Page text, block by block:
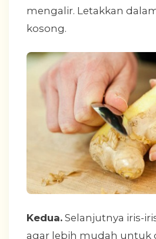
mengalir. Letakkan
kosong.
Kedua. Selanjutnya iris-
agar lebih mudah untuk